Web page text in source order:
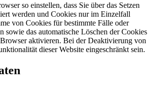
so einstellen, dass Sie über das Setzen
werden und Cookies nur im Einzelfall
von Cookies für bestimmte Fälle oder
sowie das automatische Löschen der Cookies
aktivieren. Bei der Deaktivierung von
dieser Website eingeschränkt sein.